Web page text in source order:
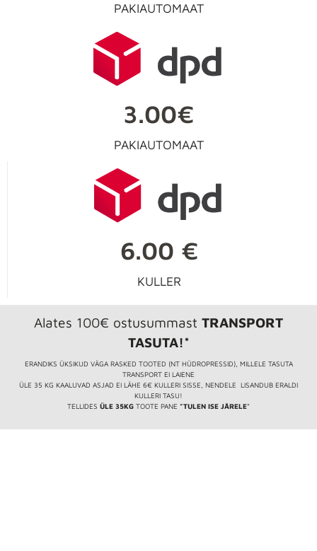
PAKIAUTOMAAT
3.00€
PAKIAUTOMAAT
6.00 €
KULLER
Alates 100€ ostusummast TRANSPORT
TASUTA!*
ERANDIKS ÜKSIKUD VÄGA RASKED TOOTED (NT HÜDROPRESSID), MILLELE TASUTA
TRANSPORT EI LAIENE
ÜLE 35 KG KAALUVAD ASJAD EI LÄHE 6€ KULLERI SISSE, NENDELE LISANDUB ERALDI
KULLERI TASU!
TELLIDES ÜLE 35KG TOOTE PANE ”TULEN ISE JÄRELE”